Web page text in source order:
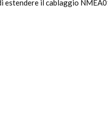
il cablaggio